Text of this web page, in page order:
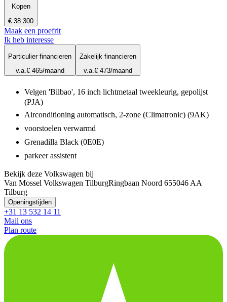
Kopen
€ 38.300
Maak een proefrit
Ik heb interesse
Particulier financieren
v.a.€ 465/maand
Zakelijk financieren
v.a.€ 473/maand
Velgen 'Bilbao', 16 inch lichtmetaal tweekleurig, gepolijst
(PJA)
Airconditioning automatisch, 2-zone (Climatronic) (9AK)
voorstoelen verwarmd
Grenadilla Black (0E0E)
parkeer assistent
Bekijk deze Volkswagen bij
Van Mossel Volkswagen TilburgRingbaan Noord 655046 AA
Tilburg
Openingstijden
+31 13 532 14 11
Mail ons
Plan route